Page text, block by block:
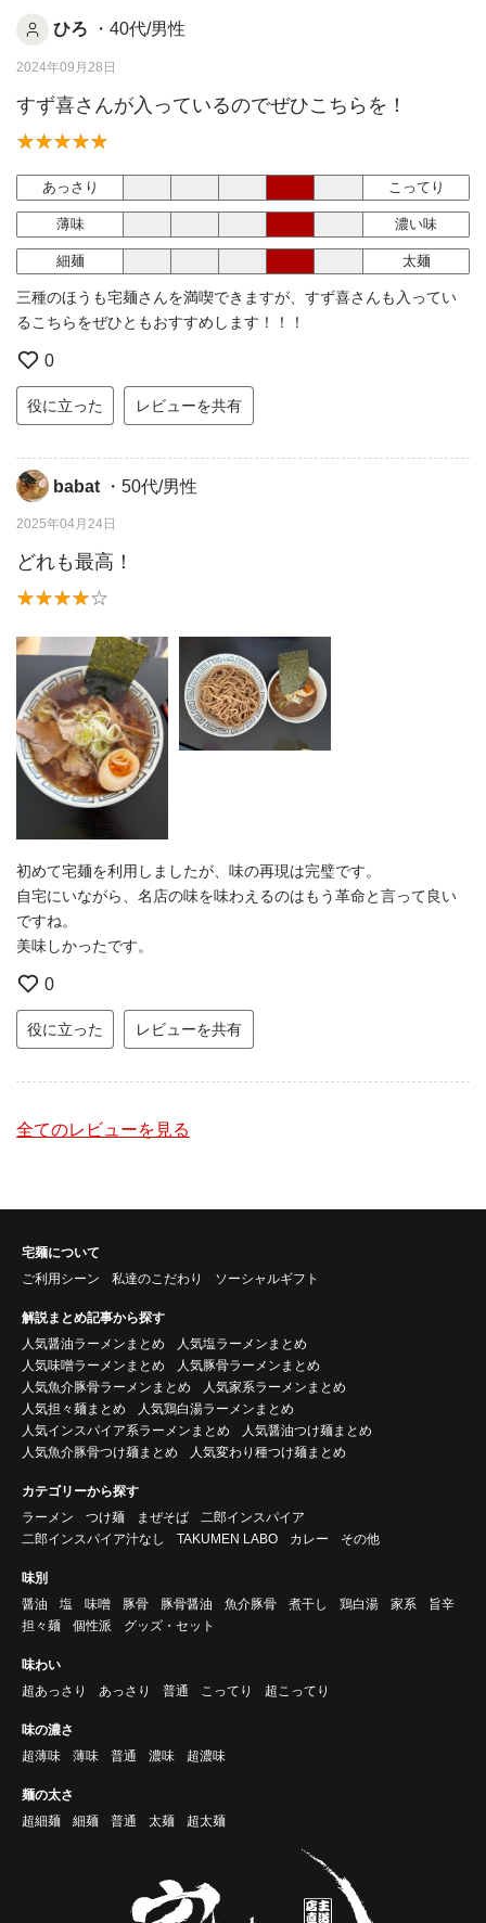
ひろ ・40代/男性
2024年09月28日
すず喜さんが入っているのでぜひこちらを！
あっさり こってり
薄味 濃い味
細麺 太麺
三種のほうも宅麺さんを満喫できますが、すず喜さんも入ってい
るこちらをぜひともおすすめします！！！
0
役に立った レビューを共有
babat ・50代/男性
2025年04月24日
どれも最高！
初めて宅麺を利用しましたが、味の再現は完璧です。
自宅にいながら、名店の味を味わえるのはもう革命と言って良い
ですね。
美味しかったです。
0
役に立った レビューを共有
全てのレビューを見る
宅麺について
ご利用シーン
私達のこだわり ソーシャルギフト
解説まとめ記事から探す
人気醤油ラーメンまとめ
人気塩ラーメンまとめ
人気味噌ラーメンまとめ
人気豚骨ラーメンまとめ
人気魚介豚骨ラーメンまとめ
人気家系ラーメンまとめ
人気担々麺まとめ
人気鶏白湯ラーメンまとめ
人気インスパイア系ラーメンまとめ
人気醤油つけ麺まとめ
人気魚介豚骨つけ麺まとめ
人気変わり種つけ麺まとめ
カテゴリーから探す
ラーメン
つけ麺 まぜそば
二郎インスパイア
二郎インスパイア汁なし
TAKUMEN LABO カレー その他
味別
醤油
塩 味噌 豚骨 豚骨醤油 魚介豚骨 煮干し 鶏白湯 家系
旨辛
担々麺
個性派 グッズ・セット
味わい
超あっさり
あっさり 普通 こってり 超こってり
味の濃さ
超薄味
薄味 普通 濃味 超濃味
麺の太さ
超細麺
細麺 普通 太麺 超太麺